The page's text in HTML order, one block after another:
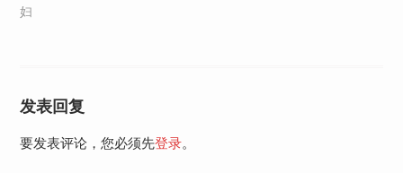
妇
发表回复
要发表评论，您必须先登录。